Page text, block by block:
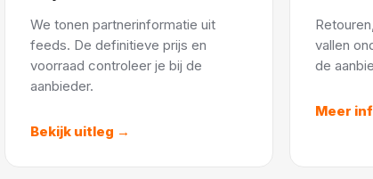
We tonen partnerinformatie uit
feeds. De definitieve prijs en
voorraad controleer je bij de
aanbieder.
Bekijk uitleg →
vallen
de
Meer